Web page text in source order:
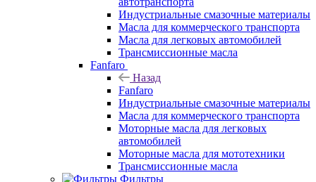
Индустриальные смазочные материалы
Масла для коммерческого транспорта
Масла для легковых автомобилей
Трансмиссионные масла
Fanfaro
Назад
Fanfaro
Индустриальные смазочные материалы
Масла для коммерческого транспорта
Моторные масла для легковых
автомобилей
Моторные масла для мототехники
Трансмиссионные масла
Фильтры